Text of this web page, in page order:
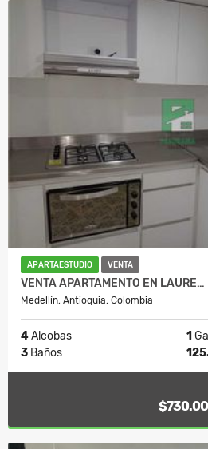
APARTAESTUDIO VENTA
VENTA APARTAMENTO EN LAURE…
Medellín, Antioquia, Colombia
4Alcobas 1
3 Baños